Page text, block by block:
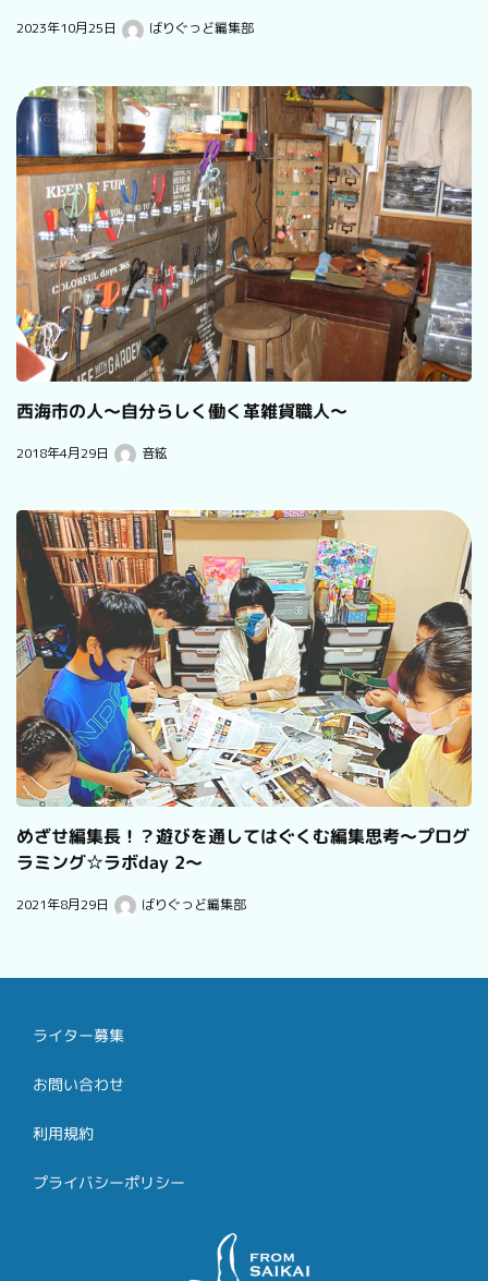
2023年10月25日 ばりぐっど編集部
西海市の人～自分らしく働く革雑貨職人～
2018年4月29日 音絃
めざせ編集長！？遊びを通してはぐくむ編集思考〜プログ
ラミング☆ラボday 2〜
2021年8月29日 ばりぐっど編集部
ライター募集
お問い合わせ
利用規約
プライバシーポリシー